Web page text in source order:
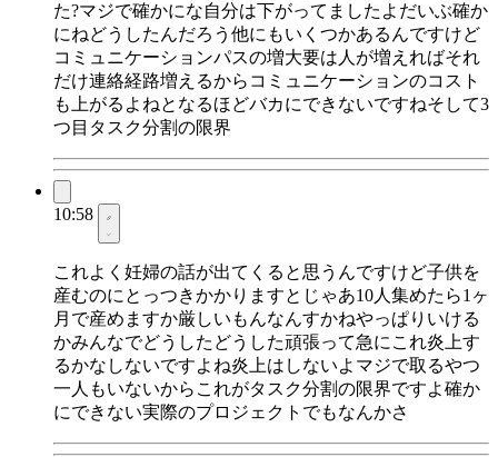
た?マジで確かにな自分は下がってましたよだいぶ確か
にねどうしたんだろう他にもいくつかあるんですけど
コミュニケーションパスの増大要は人が増えればそれ
だけ連絡経路増えるからコミュニケーションのコスト
も上がるよねとなるほどバカにできないですねそして3
つ目タスク分割の限界
10:58
これよく妊婦の話が出てくると思うんですけど子供を
産むのにとっつきかかりますとじゃあ10人集めたら1ヶ
月で産めますか厳しいもんなんすかねやっぱりいける
かみんなでどうしたどうした頑張って急にこれ炎上す
るかなしないですよね炎上はしないよマジで取るやつ
一人もいないからこれがタスク分割の限界ですよ確か
にできない実際のプロジェクトでもなんかさ